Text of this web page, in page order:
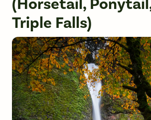
(Horsetail,
Triple Falls)